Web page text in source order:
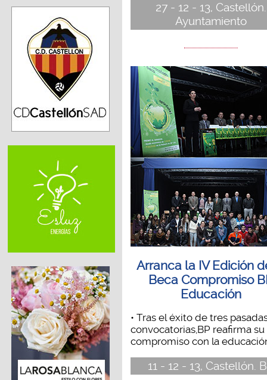
27 - 12 - 13, Castellón.
Ayuntamiento
Arranca la IV Edición
Beca Compromiso
Educación
• Tras el éxito de tres
convocatorias,BP reafirma su
compromiso con la
11 - 12 - 13, Castellón.